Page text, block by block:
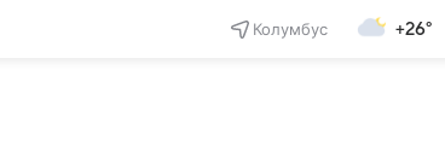
Колумбус +26°